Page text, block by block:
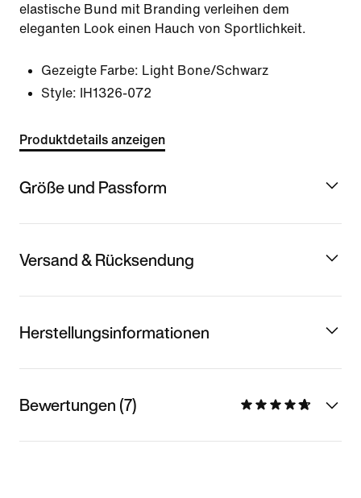
elastische Bund mit Branding verleihen dem
eleganten Look einen Hauch von Sportlichkeit.
Gezeigte Farbe: Light Bone/Schwarz
Style:
IH1326-072
Produktdetails anzeigen
Größe und Passform
Versand & Rücksendung
Herstellungsinformationen
Bewertungen (7)